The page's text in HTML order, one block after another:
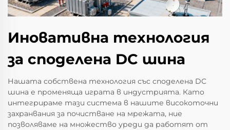
Иновативна технология
за споделена DC шина
Нашата собствена технология със споделена DC
шина е променяща играта в индустрията. Като
интегрираме тази система в нашите високоточни
захранвания за почистване на мрежата, ние
позволяваме на множество уреди да работят от